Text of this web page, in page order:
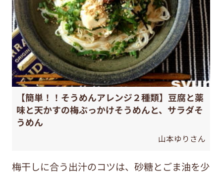
【簡単！！そうめんアレンジ２種類】豆腐と薬
味と天かすの梅ぶっかけそうめんと、サラダそ
うめん
山本ゆりさん
梅干しに合う出汁のコツは、砂糖とごま油を少